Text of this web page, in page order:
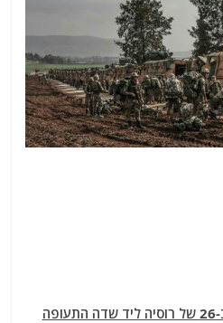
*- התרסקות מטוס האנטונוב-26 של רוסיה ליד שדה התעופה